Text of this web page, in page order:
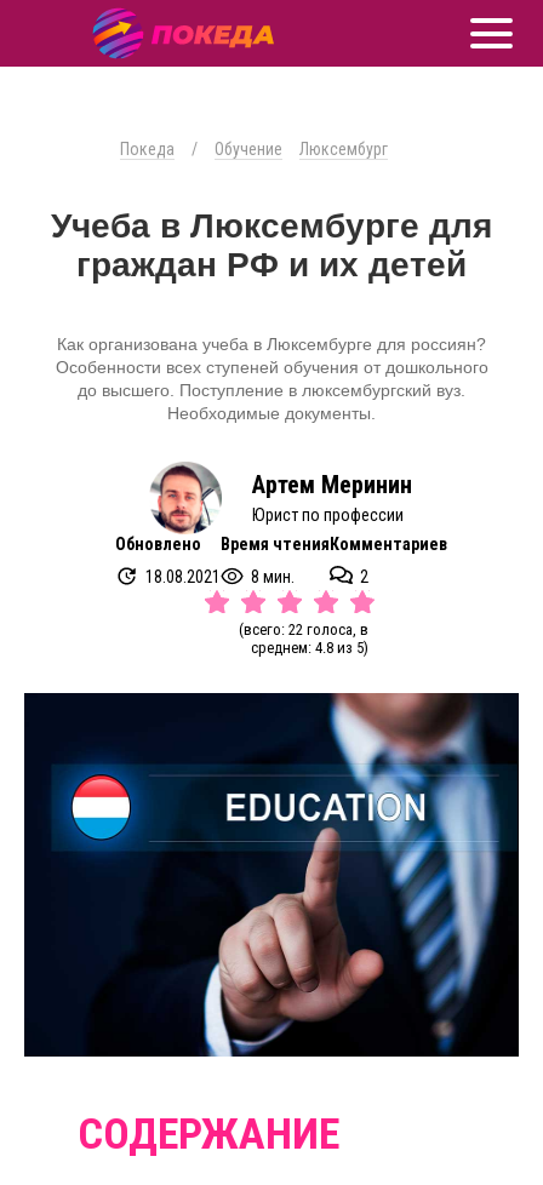
Покеда / Обучение Люксембург
Учеба в Люксембурге для
граждан РФ и их детей
Как организована учеба в Люксембурге для россиян?
Особенности всех ступеней обучения от дошкольного
до высшего. Поступление в люксембургский вуз.
Необходимые документы.
Артем Меринин
Юрист по профессии
Обновлено
18.08.2021
Время чтения
8 мин.
Комментариев
2
(всего: 22 голоса, в
среднем: 4.8 из 5)